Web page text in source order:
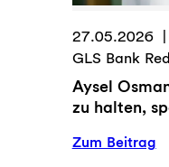
27.05.2026
GLS Bank
Aysel
zu halten,
Zum Beitrag: